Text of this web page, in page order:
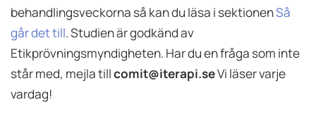
behandlingsveckorna så kan du läsa i sektionenSå
går det till. Studien är godkänd av
Etikprövningsmyndigheten. Har du en fråga som inte
står med, mejla tillcomit@iterapi.seVi läser varje
vardag!